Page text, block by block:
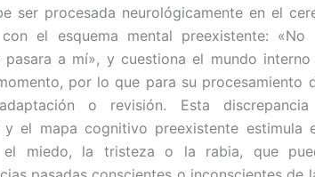
ser procesada neurológicamente en el
el esquema mental preexistente: «No
a mí», y cuestiona el mundo
por lo que para su procesamiento
o revisión. Esta
el mapa cognitivo preexistente estimula
miedo, la tristeza o la rabia, que